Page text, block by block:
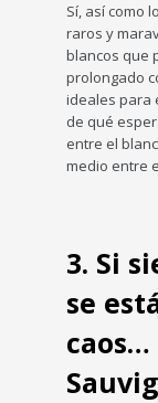
Sí, así como
raros y
blancos que
prolongado
ideales para
de qué
entre el
medio entre
3. Si
se